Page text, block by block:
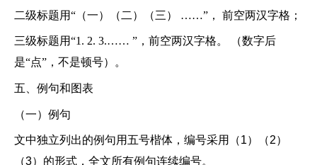
二级标题用“（一）（二）（三） ……”， 前空两汉字格；
三级标题用“1. 2. 3.…… ”，前空两汉字格。 （数字后
是“点”，不是顿号）。
五、例句和图表
（一）例句
文中独立列出的例句用五号楷体，编号采用（1）（2）
（3）的形式，全文所有例句连续编号。